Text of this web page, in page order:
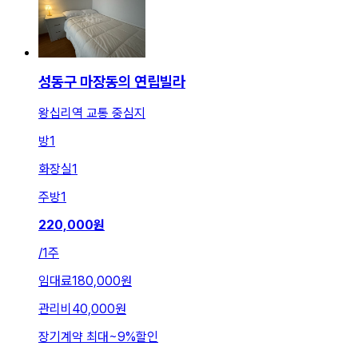
성동구 마장동의 연립빌라
왕십리역 교통 중심지
방1
화장실1
주방1
220,000원
/1주
임대료180,000원
관리비 40,000원
장기계약 최대 ~9%할인